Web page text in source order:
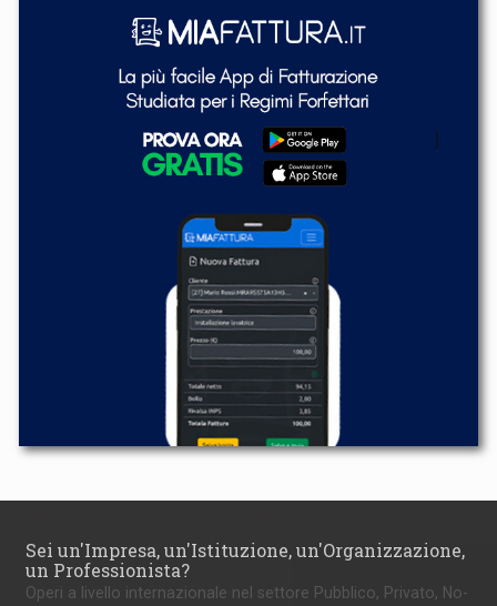
Sei un'Impresa, un'Istituzione, un'Organizzazione,
un Professionista?
Operi a livello internazionale nel settore Pubblico, Privato, No-